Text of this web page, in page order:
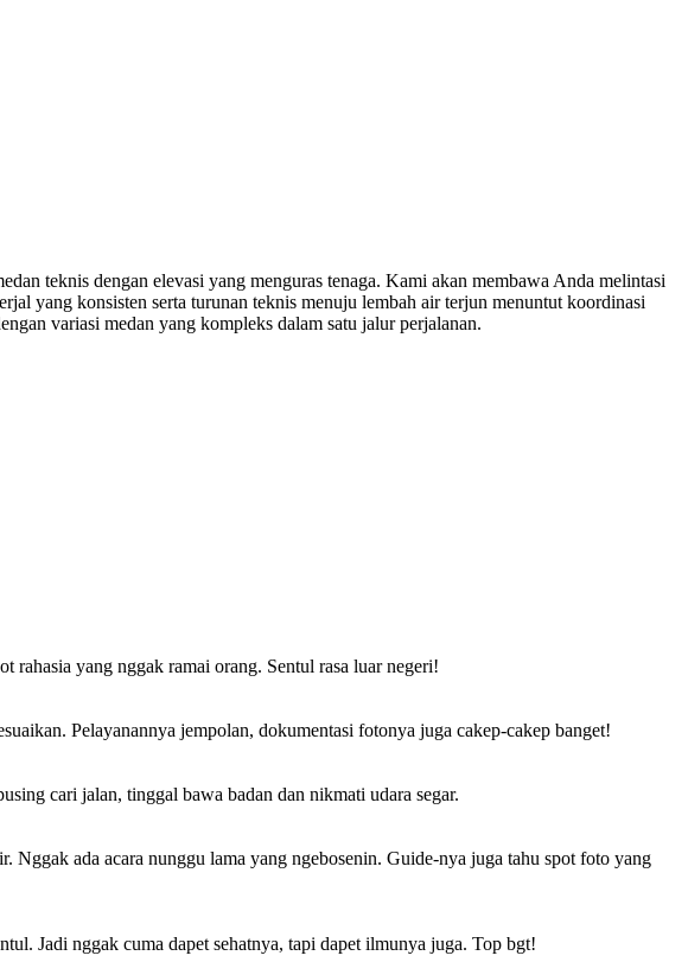
teknis dengan elevasi yang menguras tenaga. Kami akan membawa Anda melintasi
yang konsisten serta turunan teknis menuju lembah air terjun menuntut koordinasi
variasi medan yang kompleks dalam satu jalur perjalanan.
rahasia yang nggak ramai orang. Sentul rasa luar negeri!
Pelayanannya jempolan, dokumentasi fotonya juga cakep-cakep banget!
cari jalan, tinggal bawa badan dan nikmati udara segar.
ada acara nunggu lama yang ngebosenin. Guide-nya juga tahu spot foto yang
Jadi nggak cuma dapet sehatnya, tapi dapet ilmunya juga. Top bgt!